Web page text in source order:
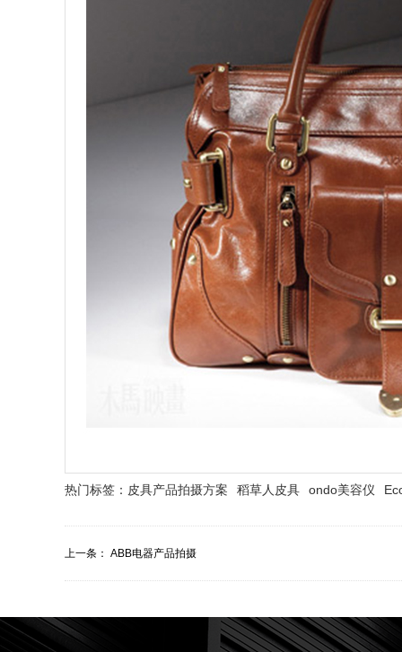
热门标签： 皮具产品拍摄方案 稻草人皮具 ondo美容仪
上一条： ABB电器产品拍摄